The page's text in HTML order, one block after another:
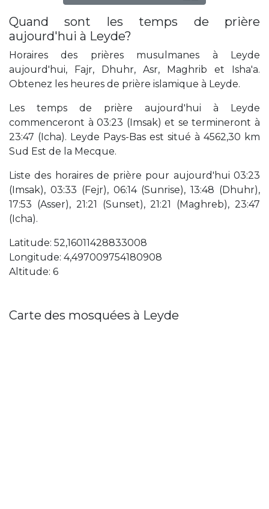
Quand sont les temps de prière
aujourd'hui à Leyde?
Horaires des prières musulmanes à Leyde
aujourd'hui, Fajr, Dhuhr, Asr, Maghrib et Isha'a.
Obtenez les heures de prière islamique à Leyde.
Les temps de prière aujourd'hui à Leyde
commenceront à 03:23 (Imsak) et se termineront à
23:47 (Icha). Leyde Pays-Bas est situé à 4562,30 km
Sud Est de la Mecque.
Liste des horaires de prière pour aujourd'hui 03:23
(Imsak), 03:33 (Fejr), 06:14 (Sunrise), 13:48 (Dhuhr),
17:53 (Asser), 21:21 (Sunset), 21:21 (Maghreb), 23:47
(Icha).
Latitude: 52,16011428833008
Longitude: 4,497009754180908
Altitude: 6
Carte des mosquées à Leyde